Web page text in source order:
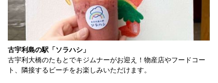
古宇利島の駅「ソラハシ」
古宇利大橋のたもとでキジムナーがお迎え！物産店やフードコー
ト、隣接するビーチをお楽しみいただけます。